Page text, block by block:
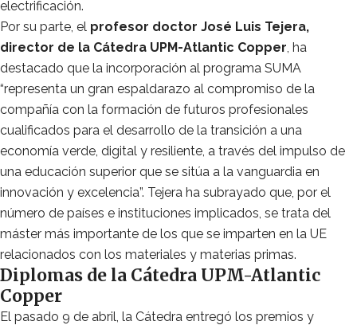
electrificación.
Por su parte, el profesor doctor José Luis Tejera,
director de la Cátedra UPM-Atlantic Copper, ha
destacado que la incorporación al programa SUMA
“representa un gran espaldarazo al compromiso de la
compañía con la formación de futuros profesionales
cualificados para el desarrollo de la transición a una
economía verde, digital y resiliente, a través del impulso de
una educación superior que se sitúa a la vanguardia en
innovación y excelencia”. Tejera ha subrayado que, por el
número de países e instituciones implicados, se trata del
máster más importante de los que se imparten en la UE
relacionados con los materiales y materias primas.
Diplomas de la Cátedra UPM-Atlantic
Copper
El pasado 9 de abril, la Cátedra entregó los premios y